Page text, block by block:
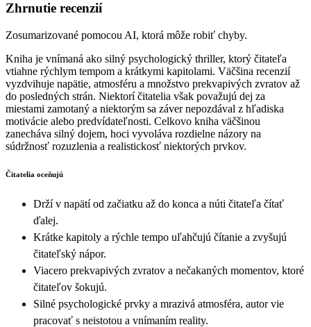
Zhrnutie recenzií
Zosumarizované pomocou AI, ktorá môže robiť chyby.
Kniha je vnímaná ako silný psychologický thriller, ktorý čitateľa
vtiahne rýchlym tempom a krátkymi kapitolami. Väčšina recenzií
vyzdvihuje napätie, atmosféru a množstvo prekvapivých zvratov až
do posledných strán. Niektorí čitatelia však považujú dej za
miestami zamotaný a niektorým sa záver nepozdával z hľadiska
motivácie alebo predvídateľnosti. Celkovo kniha väčšinou
zanecháva silný dojem, hoci vyvoláva rozdielne názory na
súdržnosť rozuzlenia a realistickosť niektorých prvkov.
Čitatelia oceňujú
Drží v napätí od začiatku až do konca a núti čitateľa čítať
ďalej.
Krátke kapitoly a rýchle tempo uľahčujú čítanie a zvyšujú
čitateľský nápor.
Viacero prekvapivých zvratov a nečakaných momentov, ktoré
čitateľov šokujú.
Silné psychologické prvky a mrazivá atmosféra, autor vie
pracovať s neistotou a vnímaním reality.